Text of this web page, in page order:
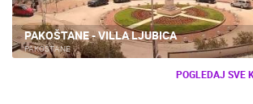
PAKOŠTANE - VILLA LJUBICA
PAKOŠTANE
POGLEDAJ SVE